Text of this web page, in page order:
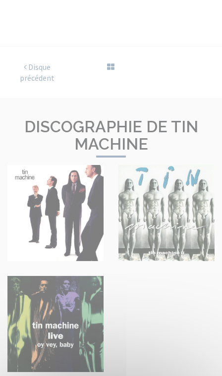
Disque
précédent
DISCOGRAPHIE DE TIN
MACHINE